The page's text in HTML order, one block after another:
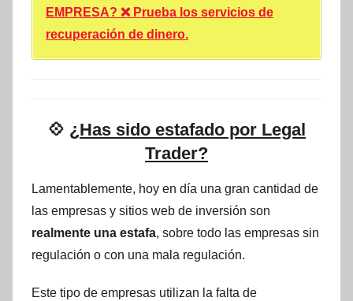
EMPRESA? ❌ Prueba los servicios de
recuperación de dinero.
💠 ¿Has sido estafado por Legal
Trader?
Lamentablemente, hoy en día una gran cantidad de
las empresas y sitios web de inversión son
realmente una estafa, sobre todo las empresas sin
regulación o con una mala regulación.
Este tipo de empresas utilizan la falta de